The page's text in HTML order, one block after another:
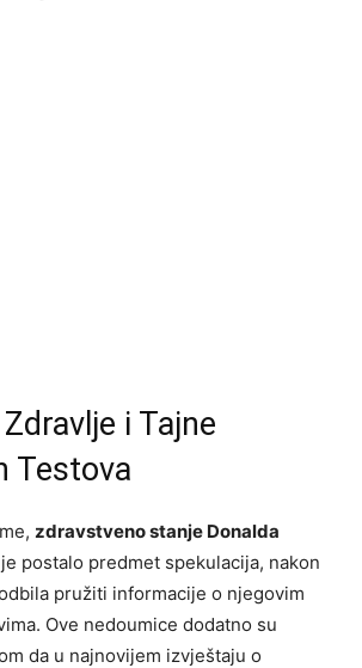
i Tajne
Testova
zdravstveno stanje Donalda
postalo predmet spekulacija, nakon
pružiti informacije o njegovim
Ove nedoumice dodatno su
da u najnovijem izvještaju o